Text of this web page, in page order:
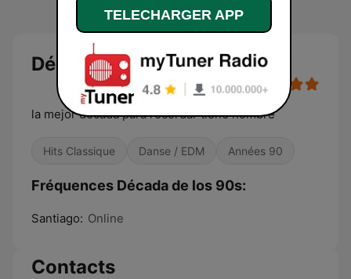
Década de los 90s
la mejor década para recordar tiene nombre
Hits Classique Danse / EDM Années 90
Fréquences Década de los 90s:
Santiago: Online
Contacts
TELECHARGER APP